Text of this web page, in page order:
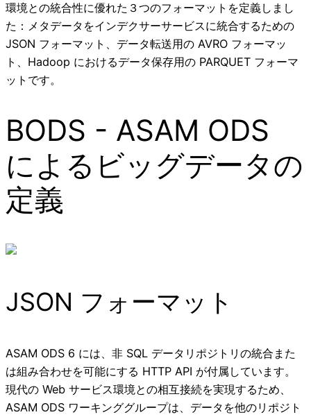
環境との統合性に優れた３つのフォーマットを定義しまし
た：メタデータをインデクサーサービスに統合するための
JSON フォーマット、データ転送用の AVRO フォーマッ
ト、Hadoop におけるデータ保存用の PARQUET フォーマ
ットです。
BODS - ASAM ODS
によるビッグデータの
定義
JSON フォーマット
ASAM ODS 6 には、非 SQL データリポジトリの統合また
は組み合わせを可能にする HTTP API が付属しています。
現代の Web サービス環境との相互接続を実現するため、
ASAM ODS ワーキンググループは、データを他のリポジト